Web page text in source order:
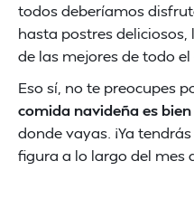
todos deberíamos
hasta postres
de las mejores de todo el
Eso sí, no te preocupes
comida navideña es
donde vayas. ¡Ya
figura a lo largo del mes